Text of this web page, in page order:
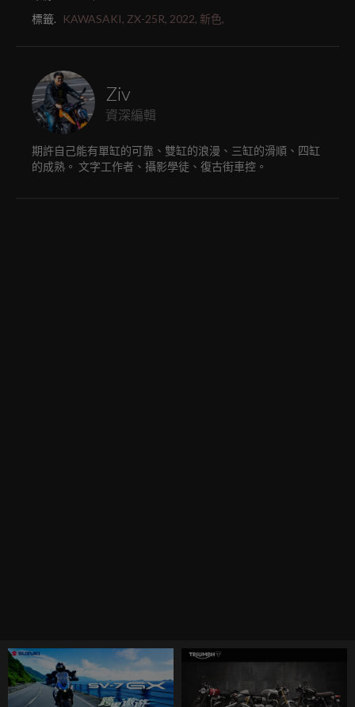
標籤.
KAWASAKI, ZX-25R, 2022, 新色,
Ziv
資深編輯
期許自己能有單缸的可靠、雙缸的浪漫、三缸的滑順、四缸
的成熟。 文字工作者、攝影學徒、復古街車控。